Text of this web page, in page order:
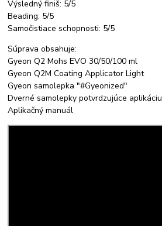
Výsledný finiš: 5/5
Beading: 5/5
Samočistiace schopnosti: 5/5
Súprava obsahuje:
Gyeon Q2 Mohs EVO 30/50/100 ml
Gyeon Q2M Coating Applicator Light
Gyeon samolepka "#Gyeonized"
Dverné samolepky potvrdzujúce aplikáciu
Aplikačný manuál